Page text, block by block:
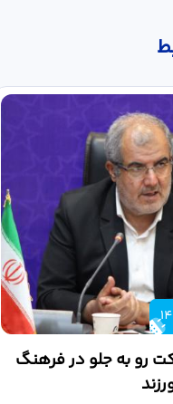
رو به جلو در فرهنگ